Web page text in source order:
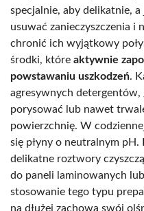
specjalnie, aby delikatnie,
usuwać zanieczyszczenia i
chronić ich wyjątkowy
środki, które aktywnie
powstawaniu uszkodzeń.
agresywnych detergentów,
porysować lub nawet
powierzchnię. W
się płyny o neutralnym pH.
delikatne roztwory
do paneli laminowanych
stosowanie tego typu
na dłużej zachowa swój